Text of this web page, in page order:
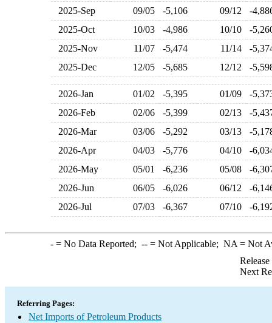
2025-Sep
09/05 -5,106 09/12
-
2025-Oct
10/03 -4,986 10/10
-
2025-Nov
11/07 -5,474 11/14
-
2025-Dec
12/05 -5,685 12/12 -
2026-Jan 01/02 -5,395 01/09
-
2026-Feb
02/06 -5,399 02/13
-
2026-Mar
03/06 -5,292 03/13
-
2026-Apr
04/03 -5,776 04/10
-
2026-May
05/01 -6,236 05/08
-
2026-Jun
06/05 -6,026 06/12
-
2026-Jul
07/03 -6,367 07/10 -
-= No Data Reported; --= Not Applicable; NA = Not
Next
Referring Pages:
Net Imports of Petroleum Products